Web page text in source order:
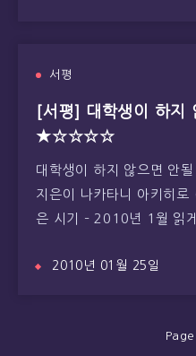
서평
[서평] 대학생이 하지
★☆☆☆☆
대학생이 하지 않으면 안
지은이 나카타니 아키히
은 시기 – 2010년 1월 읽
2010년 01월 25일